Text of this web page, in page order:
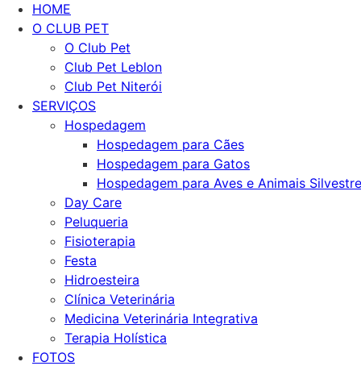
HOME
O CLUB PET
O Club Pet
Club Pet Leblon
Club Pet Niterói
SERVIÇOS
Hospedagem
Hospedagem para Cães
Hospedagem para Gatos
Hospedagem para Aves e Animais
Day Care
Peluqueria
Fisioterapia
Festa
Hidroesteira
Clínica Veterinária
Medicina Veterinária Integrativa
Terapia Holística
FOTOS